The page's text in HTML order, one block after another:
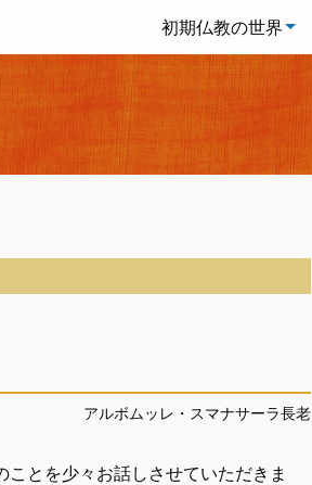
初期仏教の世界
アルボムッレ・スマナサーラ長老
とを少々お話しさせていただきま